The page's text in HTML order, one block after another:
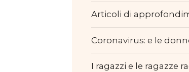
Articoli di
Coronavirus: e le
I ragazzi e le ragazze